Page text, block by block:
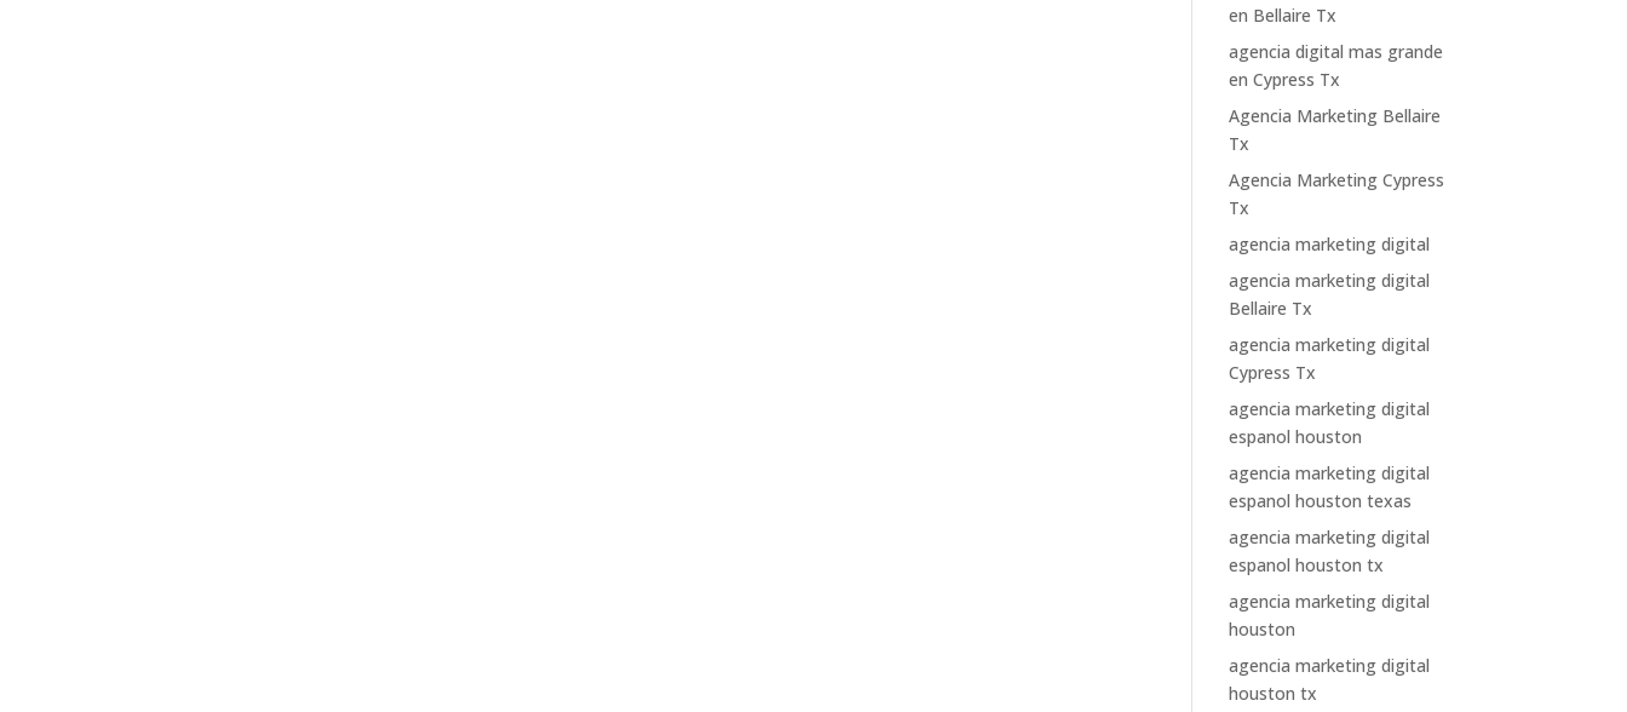
en Bellaire Tx
agencia digital mas grande
en Cypress Tx
Agencia Marketing Bellaire
Tx
Agencia Marketing Cypress
Tx
agencia marketing digital
agencia marketing digital
Bellaire Tx
agencia marketing digital
Cypress Tx
agencia marketing digital
espanol houston
agencia marketing digital
espanol houston texas
agencia marketing digital
espanol houston tx
agencia marketing digital
houston
agencia marketing digital
houston tx